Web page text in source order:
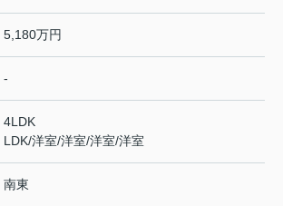
5,180万円
-
4LDK
LDK/洋室/洋室/洋室/洋室
南東